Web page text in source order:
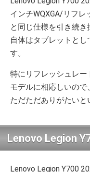
インチWQXGA/リフ
と同じ仕様を引き続
自体はタブレットと
す。
特にリフレッシュレ
モデルに相応しいの
ただただありがたいと
Lenovo Legion
Lenovo Legion Y700